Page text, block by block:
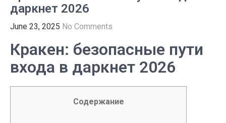
даркнет 2026
June 23, 2025 No Comments
Кракен: безопасные пути
входа в даркнет 2026
Содержание